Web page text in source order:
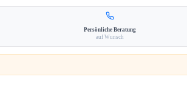
Persönliche Beratung
auf Wunsch